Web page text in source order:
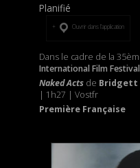
Planifié
Ouvrir dans l’application
Dans le cadre de la
International Film Festival
Naked Actsde Bridgett
| 1h27 | Vostfr
Première Française